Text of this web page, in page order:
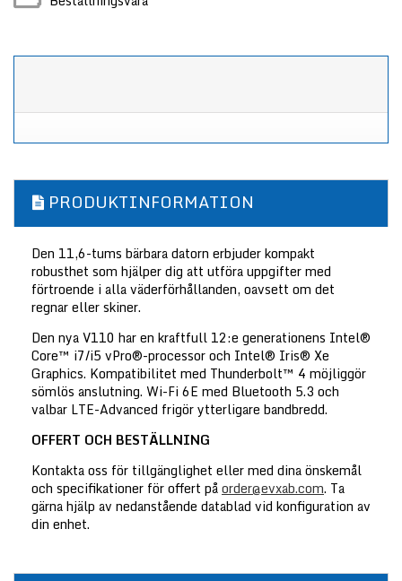
PRODUKTINFORMATION
Den 11,6-tums bärbara datorn erbjuder kompakt
robusthet som hjälper dig att utföra uppgifter med
förtroende i alla väderförhållanden, oavsett om det
regnar eller skiner.
Den nya V110 har en kraftfull 12:e generationens Intel®
Core™ i7/i5 vPro®-processor och Intel® Iris® Xe
Graphics. Kompatibilitet med Thunderbolt™ 4 möjliggör
sömlös anslutning. Wi-Fi 6E med Bluetooth 5.3 och
valbar LTE-Advanced frigör ytterligare bandbredd.
OFFERT OCH BESTÄLLNING
Kontakta oss för tillgänglighet eller med dina önskemål
och specifikationer för offert påorder@evxab.com. Ta
gärna hjälp av nedanstående datablad vid konfiguration av
din enhet.